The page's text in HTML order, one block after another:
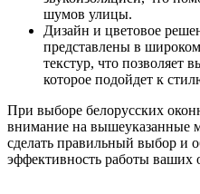
шумов улицы.
Дизайн и цветовое
представлены в
текстур, что позволяет
которое подойдет к
При выборе белорусских
внимание на вышеуказанные
сделать правильный выбор и
эффективность работы ваших